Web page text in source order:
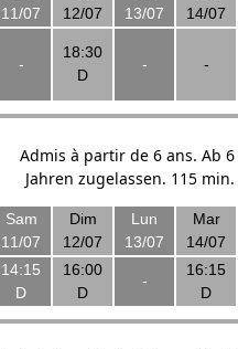
11/07
12/07
13/07
14/07
-
18:30
D
- -
Admis à partir de 6 ans. Ab 6
Jahren zugelassen. 115 min.
Sam
11/07
Dim
12/07
Lun
13/07
Mar
14/07
14:15
D
16:00
D
-
16:15
D